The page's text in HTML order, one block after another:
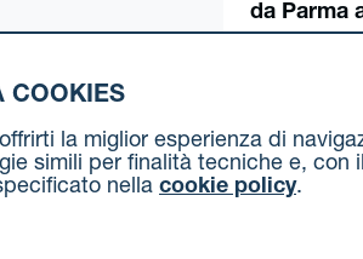
da Parma
COOKIES
la miglior esperienza di
simili per finalità tecniche e, con
nella cookie policy.